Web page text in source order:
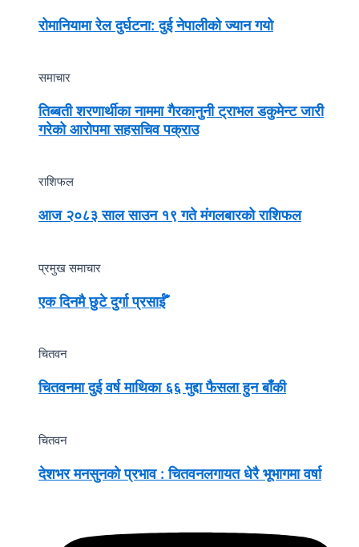
रोमानियामा रेल दुर्घटना: दुई नेपालीको ज्यान गयो
समाचार
तिब्बती शरणार्थीका नाममा गैरकानुनी ट्राभल डकुमेन्ट जारी
गरेको आरोपमा सहसचिव पक्राउ
राशिफल
आज २०८३ साल साउन १९ गते मंगलबारको राशिफल
प्रमुख समाचार
एक दिनमै छुटे दुर्गा प्रसाईँ
चितवन
चितवनमा दुई वर्ष माथिका ६६ मुद्दा फैसला हुन बाँकी
चितवन
देशभर मनसुनको प्रभाव : चितवनलगायत धेरै भूभागमा वर्षा